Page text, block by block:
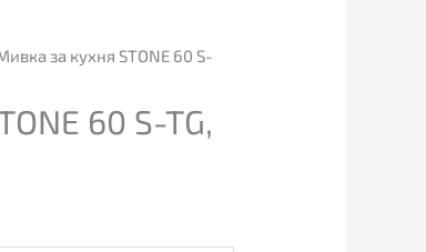
за кухня STONE 60 S-
60 S-TG,